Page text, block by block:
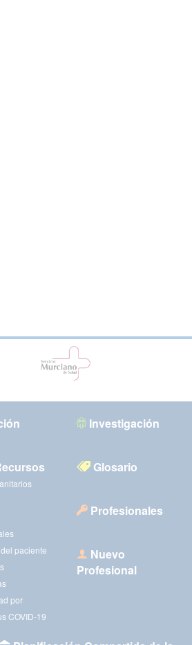
Investigación
paciente
por
COVID-19
Glosario
Profesionales
Nuevo
Profesional